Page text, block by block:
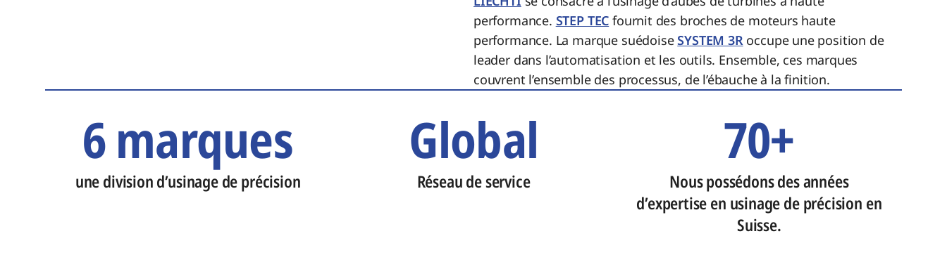
performance. STEP TEC fournit des broches de moteurs haute
performance. La marque suédoiseSYSTEM 3Roccupe une position de
leader dans l’automatisation et les outils. Ensemble, ces marques
couvrent l’ensemble des processus, de l’ébauche à la finition.
6 marques
une division d’usinage de précision
Global
Réseau de service
70+
Nous possédons des années
d’expertise en usinage de précision en
Suisse.